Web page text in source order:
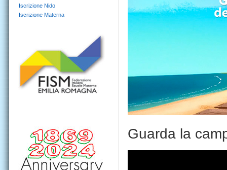
Guarda la
Iscrizione Nido
Iscrizione Materna